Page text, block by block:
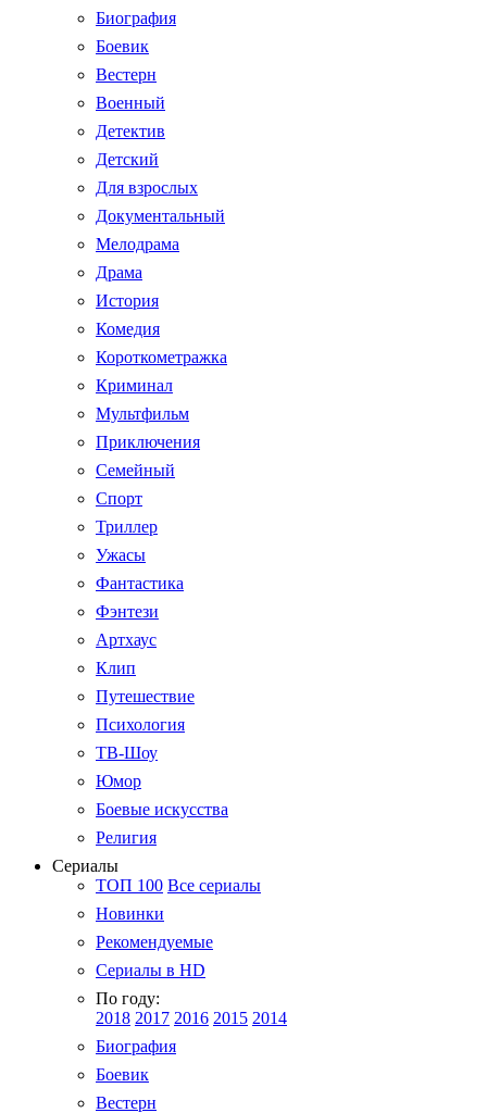
Биография
Боевик
Вестерн
Военный
Детектив
Детский
Для взрослых
Документальный
Мелодрама
Драма
История
Комедия
Короткометражка
Криминал
Мультфильм
Приключения
Семейный
Спорт
Триллер
Ужасы
Фантастика
Фэнтези
Артхаус
Клип
Путешествие
Психология
ТВ-Шоу
Юмор
Боевые искусства
Религия
Сериалы
ТОП 100 Все сериалы
Новинки
Рекомендуемые
Сериалы в HD
По году:
2018 2017 2016 2015 2014
Биография
Боевик
Вестерн